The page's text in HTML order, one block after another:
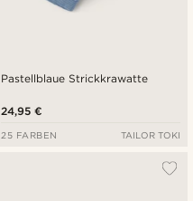
Pastellblaue Strickkrawatte
24,95 €
25 FARBEN TAILOR TOKI